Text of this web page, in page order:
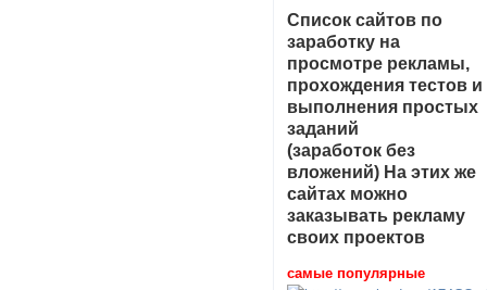
Список сайтов по
заработку на
просмотре рекламы,
прохождения тестов и
выполнения простых
заданий
(заработок без
вложений) На этих же
сайтах можно
заказывать рекламу
своих проектов
самые популярные